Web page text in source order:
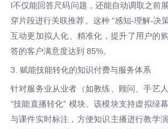
I不仅能回答尺码问题，还能自动调取之前
穿片段进行关联推荐。这种 “感知-理解-决
互动更加拟人化、精准化，提升了用户的
答的客户满意度达到 85%。
3. 赋能技能转化的知识付费与服务体系
针对服务业从业者（如教练、顾问、手艺
“技能直播转化” 模块。该模块支持虚拟绿
与课件实时标注，方便知识主播进行教学